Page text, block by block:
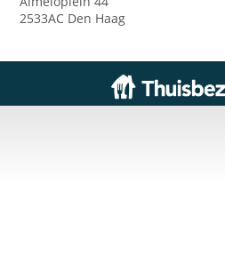
2533AC Den Haag